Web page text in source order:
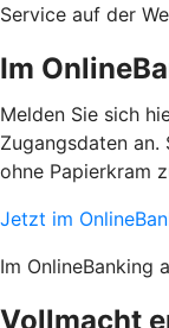
Service auf der
Im
Melden Sie sich
Zugangsdaten an.
ohne Papierkram
Jetzt im
Im OnlineBanking
Vollmacht